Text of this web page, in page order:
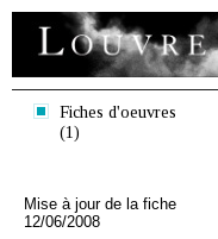
Fiches d'oeuvres
(1)
Mise à jour de la fiche
12/06/2008